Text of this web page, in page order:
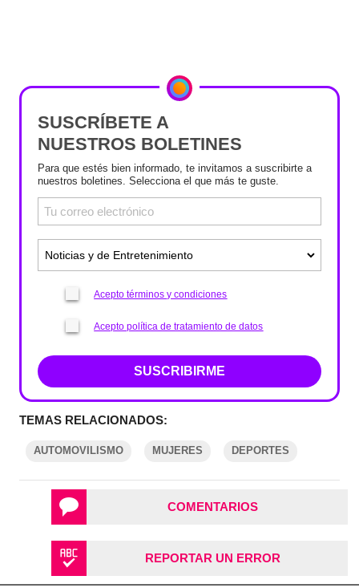
SUSCRÍBETE A
NUESTROS BOLETINES
Para que estés bien informado, te invitamos a suscribirte a
nuestros boletines. Selecciona el que más te guste.
Acepto términos y condiciones
Acepto política de tratamiento de datos
SUSCRIBIRME
TEMAS RELACIONADOS:
AUTOMOVILISMO MUJERES DEPORTES
COMENTARIOS
REPORTAR UN ERROR